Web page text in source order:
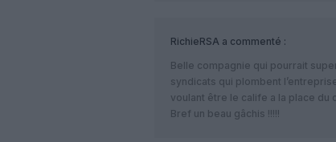
RichieRSA a commenté :
Belle compagnie qui pourrait
syndicats qui plombent
voulant être le calife a la place du
Bref un beau gâchis !!!!!